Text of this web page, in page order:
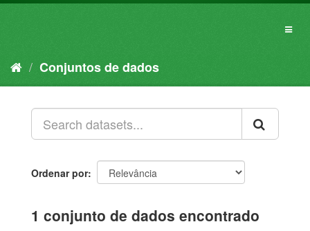
Conjuntos de dados
Ordenar por
1 conjunto de dados encontrado